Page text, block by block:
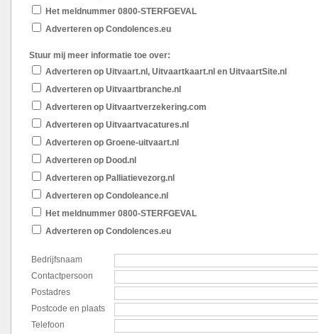
Het meldnummer 0800-STERFGEVAL
Adverteren op Condolences.eu
Stuur mij meer informatie toe over:
Adverteren op Uitvaart.nl, Uitvaartkaart.nl en UitvaartSite.nl
Adverteren op Uitvaartbranche.nl
Adverteren op Uitvaartverzekering.com
Adverteren op Uitvaartvacatures.nl
Adverteren op Groene-uitvaart.nl
Adverteren op Dood.nl
Adverteren op Palliatievezorg.nl
Adverteren op Condoleance.nl
Het meldnummer 0800-STERFGEVAL
Adverteren op Condolences.eu
Bedrijfsnaam
Contactpersoon
Postadres
Postcode en plaats
Telefoon